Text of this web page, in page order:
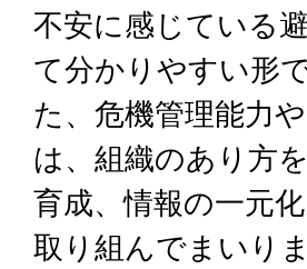
不安に感じている
て分かりやすい形
た、危機管理能力
は、組織のあり方
育成、情報の一元
取り組んでまいりま